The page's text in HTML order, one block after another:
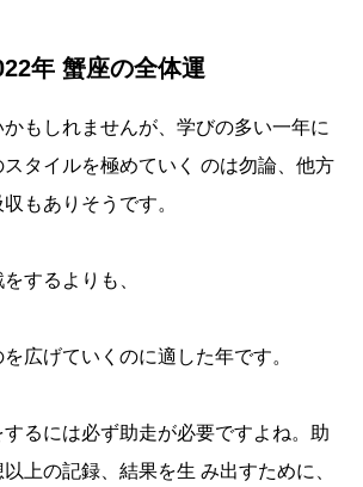
年 蟹座の全体運
もしれませんが、学びの多い一年に
タイルを極めていく のは勿論、他方
もありそうです。
するよりも、
広げていくのに適した年です。
するには必ず助走が必要ですよね。助
上の記録、結果を生 み出すために、